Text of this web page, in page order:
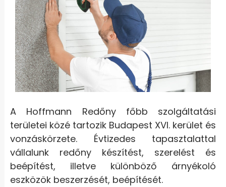
A Hoffmann Redőny főbb szolgáltatási
területei közé tartozik Budapest XVI. kerület és
vonzáskörzete. Évtizedes tapasztalattal
vállalunk redőny készítést, szerelést és
beépítést, illetve különböző árnyékoló
eszközök beszerzését, beépítését.